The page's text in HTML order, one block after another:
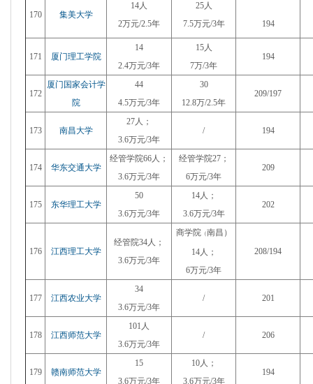
170 集美大学
14人
2万元/2.5年
25人
7.5万元/3年
194
171 厦门理工学院
14
2.4万元/3年
15人
7万/3年
194
172
厦门国家会计学
院
44
4.5万元/3年
30
12.8万/2.5年
209/197
173 南昌大学
27人；
3.6万元/3年
/ 194
174 华东交通大学
经管学院66人；
3.6万元/3年
经管学院27；
6万元/3年
209
175 东华理工大学
50
3.6万元/3年
14人；
3.6万元/3年
202
176 江西理工大学
经管院34人；
3.6万元/3年
商学院（南昌）
14人；
6万元/3年
208/194
177 江西农业大学
34
3.6万元/3年
/ 201
178 江西师范大学
101人
3.6万元/3年
/ 206
179 赣南师范大学
15
3.6万元/3年
10人；
3.6万元/3年
194